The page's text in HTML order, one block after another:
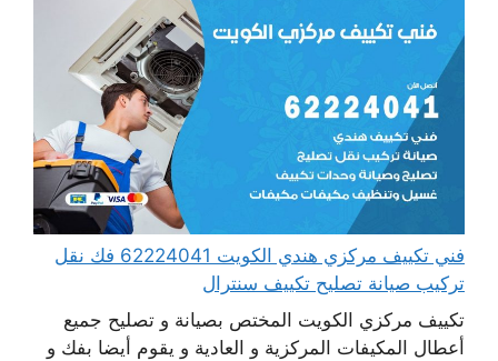
فني تكييف مركزي هندي الكويت 62224041 فك نقل
تركيب صيانة تصليح تكييف سنترال
تكييف مركزي الكويت المختص بصيانة و تصليح جميع
أعطال المكيفات المركزية و العادية و يقوم أيضا بفك و